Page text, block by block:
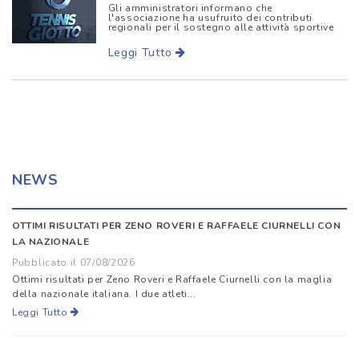
Gli amministratori informano che
l'associazione ha usufruito dei contributi
regionali per il sostegno alle attività sportive
Leggi Tutto
NEWS
OTTIMI RISULTATI PER ZENO ROVERI E RAFFAELE CIURNELLI CON
LA NAZIONALE
Pubblicato il 07/08/2026
Ottimi risultati per Zeno Roveri e Raffaele Ciurnelli con la maglia
della nazionale italiana. I due atleti...
Leggi Tutto